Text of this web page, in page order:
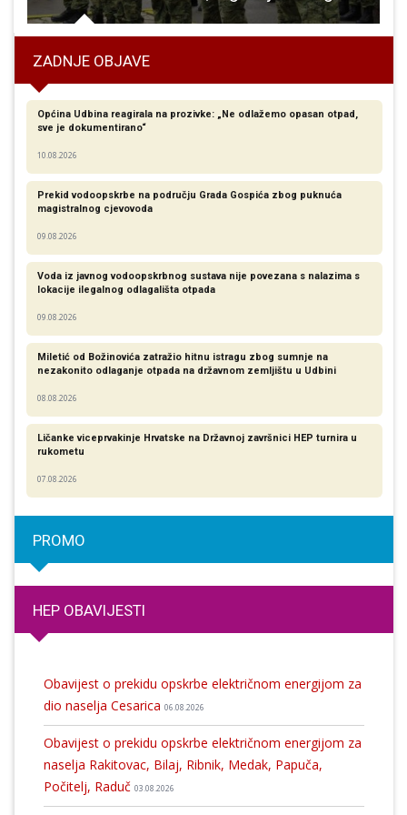
ZADNJE OBJAVE
Općina Udbina reagirala na prozivke: „Ne odlažemo opasan otpad,
sve je dokumentirano“
10.08.2026
Prekid vodoopskrbe na području Grada Gospića zbog puknuća
magistralnog cjevovoda
09.08.2026
Voda iz javnog vodoopskrbnog sustava nije povezana s nalazima s
lokacije ilegalnog odlagališta otpada
09.08.2026
Miletić od Božinovića zatražio hitnu istragu zbog sumnje na
nezakonito odlaganje otpada na državnom zemljištu u Udbini
08.08.2026
Ličanke viceprvakinje Hrvatske na Državnoj završnici HEP turnira u
rukometu
07.08.2026
PROMO
HEP OBAVIJESTI
Obavijest o prekidu opskrbe električnom energijom za
dio naselja Cesarica 06.08.2026
Obavijest o prekidu opskrbe električnom energijom za
naselja Rakitovac, Bilaj, Ribnik, Medak, Papuča,
Počitelj, Raduč 03.08.2026